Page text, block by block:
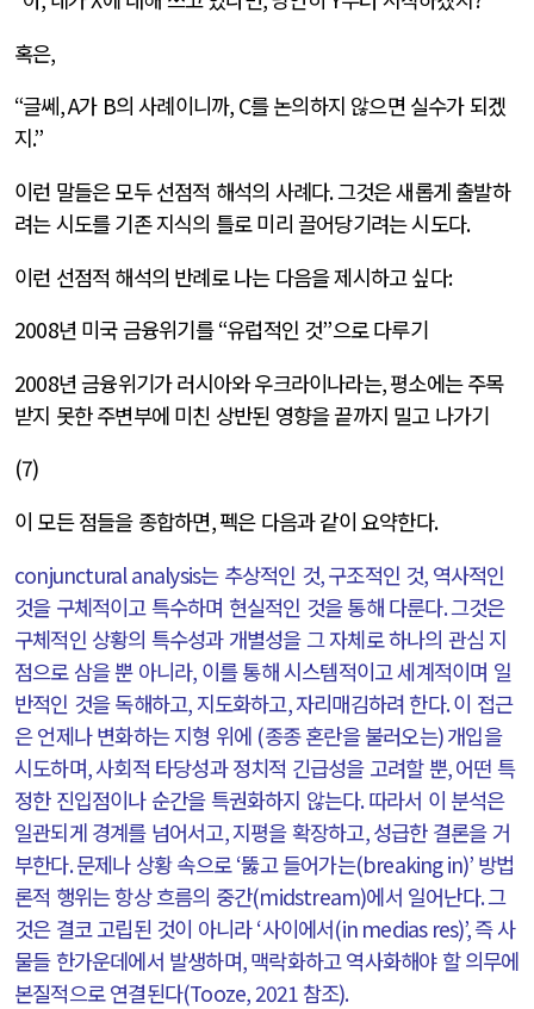
혹은,
“글쎄, A가 B의 사례이니까, C를 논의하지 않으면 실수가 되겠
지.”
이런 말들은 모두 선점적 해석의 사례다.그것은 새롭게 출발하
려는 시도를 기존 지식의 틀로 미리 끌어당기려는 시도다.
이런 선점적 해석의 반례로 나는 다음을 제시하고 싶다:
2008년 미국 금융위기를“유럽적인 것”으로 다루기
2008년 금융위기가 러시아와 우크라이나라는,평소에는 주목
받지 못한 주변부에 미친 상반된 영향을 끝까지 밀고 나가기
(7)
이 모든 점들을 종합하면,펙은 다음과 같이 요약한다.
conjunctural analysis는 추상적인 것,구조적인 것, 역사적인
것을 구체적이고 특수하며 현실적인 것을 통해 다룬다.그것은
구체적인 상황의 특수성과 개별성을 그 자체로 하나의 관심 지
점으로 삼을 뿐 아니라, 이를 통해 시스템적이고 세계적이며 일
반적인 것을 독해하고, 지도화하고,자리매김하려 한다.이 접근
은 언제나 변화하는 지형 위에 (종종 혼란을 불러오는)개입을
시도하며,사회적 타당성과 정치적 긴급성을 고려할 뿐,어떤 특
정한 진입점이나 순간을 특권화하지 않는다.따라서 이 분석은
일관되게 경계를 넘어서고,지평을 확장하고,성급한 결론을 거
부한다.문제나 상황 속으로‘뚫고 들어가는(breaking in)’ 방법
론적 행위는 항상 흐름의 중간(midstream)에서 일어난다.그
것은 결코 고립된 것이 아니라‘사이에서(in medias res)’,즉 사
물들 한가운데에서 발생하며,맥락화하고 역사화해야 할 의무에
본질적으로 연결된다(Tooze, 2021 참조).